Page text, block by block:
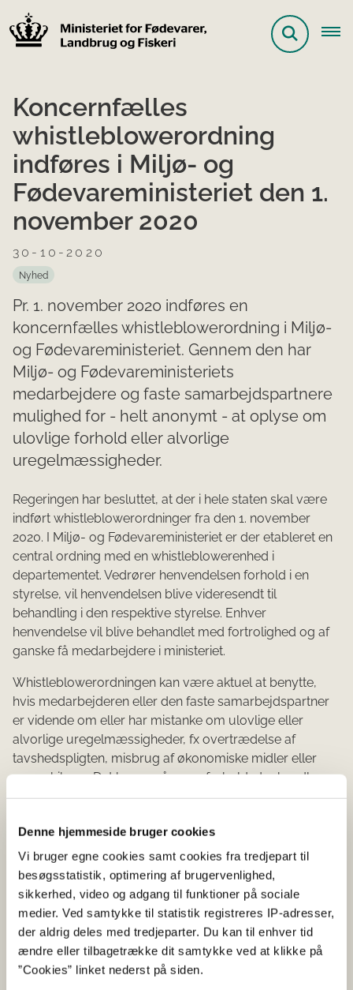
Denne hjemmeside bruger cookies
Vi bruger egne cookies samt cookies fra tredjepart til
besøgsstatistik, optimering af brugervenlighed,
sikkerhed, video og adgang til funktioner på sociale
medier. Ved samtykke til statistik registreres IP-adresser,
der aldrig deles med tredjeparter. Du kan til enhver tid
ændre eller tilbagetrække dit samtykke ved at klikke på
”Cookies” linket nederst på siden.
Koncernfælles
whistleblowerordning
indføres i Miljø- og
Fødevareministeriet den 1.
november 2020
30-10-2020
Nyhed
Pr. 1. november 2020 indføres en
koncernfælles whistleblowerordning i Miljø-
og Fødevareministeriet. Gennem den har
Miljø- og Fødevareministeriets
medarbejdere og faste samarbejdspartnere
mulighed for - helt anonymt - at oplyse om
ulovlige forhold eller alvorlige
uregelmæssigheder.
Regeringen har besluttet, at der i hele staten skal være
indført whistleblowerordninger fra den 1. november
2020. I Miljø- og Fødevareministeriet er der etableret en
central ordning med en whistleblowerenhed i
departementet. Vedrører henvendelsen forhold i en
styrelse, vil henvendelsen blive videresendt til
behandling i den respektive styrelse. Enhver
henvendelse vil blive behandlet med fortrolighed og af
ganske få medarbejdere i ministeriet.
Whistleblowerordningen kan være aktuel at benytte,
hvis medarbejderen eller den faste samarbejdspartner
er vidende om eller har mistanke om ulovlige eller
alvorlige uregelmæssigheder, fx overtrædelse af
tavshedspligten, misbrug af økonomiske midler eller
grov chikane. Det kan også være forhold, der handler
om grove eller gentagne overtrædelser af
retningslinjerne om modtagelse af gaver.
Ønsker man som medarbejder eller fast
samarbejdspartner at gøre brug af denne
whistleblowerordning, kan man gøre det via en
elektronisk webformular eller ved hjælp af et fysisk brev
stilet til kontorchef Betina Tradsborg, Koncern Revision
og Regnskab i Miljø- og Fødevareministeriets
departement. Man vælger selv, om man ønsker at gøre